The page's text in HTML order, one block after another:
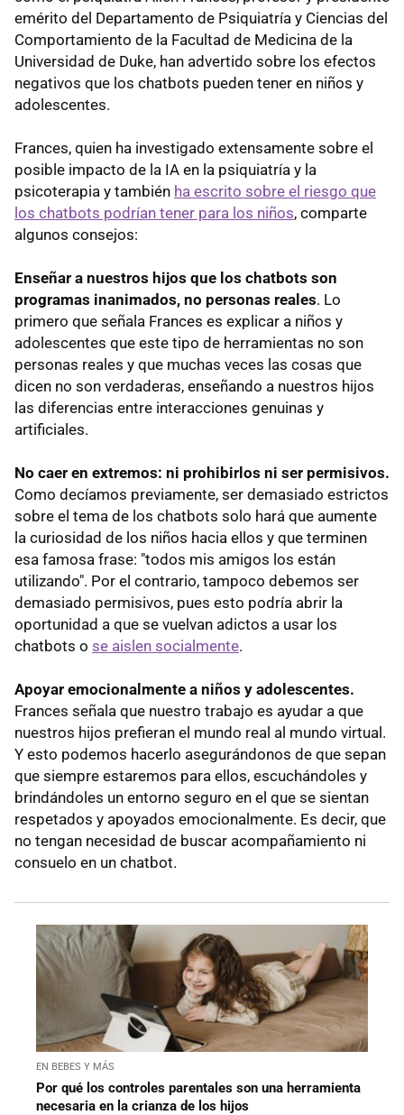
emérito del Departamento de Psiquiatría y Ciencias del
Comportamiento de la Facultad de Medicina de la
Universidad de Duke, han advertido sobre los efectos
negativos que los chatbots pueden tener en niños y
adolescentes.
Frances, quien ha investigado extensamente sobre el
posible impacto de la IA en la psiquiatría y la
psicoterapia y también ha escrito sobre el riesgo que
los chatbots podrían tener para los niños, comparte
algunos consejos:
Enseñar a nuestros hijos que los chatbots son
programas inanimados, no personas reales. Lo
primero que señala Frances es explicar a niños y
adolescentes que este tipo de herramientas no son
personas reales y que muchas veces las cosas que
dicen no son verdaderas, enseñando a nuestros hijos
las diferencias entre interacciones genuinas y
artificiales.
No caer en extremos: ni prohibirlos ni ser permisivos.
Como decíamos previamente, ser demasiado estrictos
sobre el tema de los chatbots solo hará que aumente
la curiosidad de los niños hacia ellos y que terminen
esa famosa frase: "todos mis amigos los están
utilizando". Por el contrario, tampoco debemos ser
demasiado permisivos, pues esto podría abrir la
oportunidad a que se vuelvan adictos a usar los
chatbots o se aislen socialmente.
Apoyar emocionalmente a niños y adolescentes.
Frances señala que nuestro trabajo es ayudar a que
nuestros hijos prefieran el mundo real al mundo virtual.
Y esto podemos hacerlo asegurándonos de que sepan
que siempre estaremos para ellos, escuchándoles y
brindándoles un entorno seguro en el que se sientan
respetados y apoyados emocionalmente. Es decir, que
no tengan necesidad de buscar acompañamiento ni
consuelo en un chatbot.
EN BEBES Y MÁS
Por qué los controles parentales son una herramienta
necesaria en la crianza de los hijos